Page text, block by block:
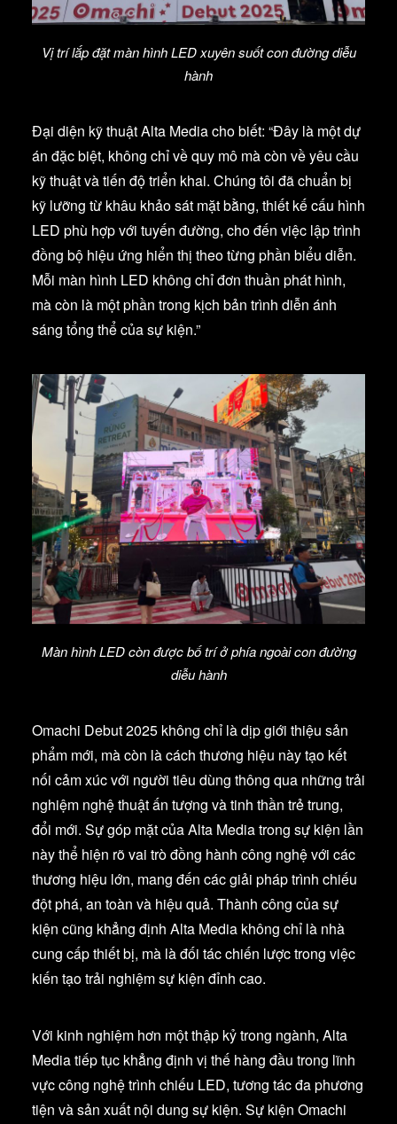
Vị trí lắp đặt màn hình LED xuyên suốt con đường diễu
hành
Đại diện kỹ thuật Alta Media cho biết: “Đây là một dự
án đặc biệt, không chỉ về quy mô mà còn về yêu cầu
kỹ thuật và tiến độ triển khai. Chúng tôi đã chuẩn bị
kỹ lưỡng từ khâu khảo sát mặt bằng, thiết kế cấu hình
LED phù hợp với tuyến đường, cho đến việc lập trình
đồng bộ hiệu ứng hiển thị theo từng phần biểu diễn.
Mỗi màn hình LED không chỉ đơn thuần phát hình,
mà còn là một phần trong kịch bản trình diễn ánh
sáng tổng thể của sự kiện.”
Màn hình LED còn được bố trí ở phía ngoài con đường
diễu hành
Omachi Debut 2025 không chỉ là dịp giới thiệu sản
phẩm mới, mà còn là cách thương hiệu này tạo kết
nối cảm xúc với người tiêu dùng thông qua những trải
nghiệm nghệ thuật ấn tượng và tinh thần trẻ trung,
đổi mới. Sự góp mặt của Alta Media trong sự kiện lần
này thể hiện rõ vai trò đồng hành công nghệ với các
thương hiệu lớn, mang đến các giải pháp trình chiếu
đột phá, an toàn và hiệu quả. Thành công của sự
kiện cũng khẳng định Alta Media không chỉ là nhà
cung cấp thiết bị, mà là đối tác chiến lược trong việc
kiến tạo trải nghiệm sự kiện đỉnh cao.
Với kinh nghiệm hơn một thập kỷ trong ngành, Alta
Media tiếp tục khẳng định vị thế hàng đầu trong lĩnh
vực công nghệ trình chiếu LED, tương tác đa phương
tiện và sản xuất nội dung sự kiện. Sự kiện Omachi